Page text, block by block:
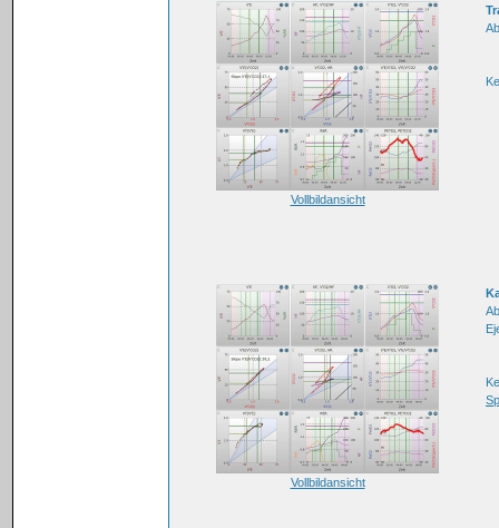
Vollbildansicht
Vollbildansicht